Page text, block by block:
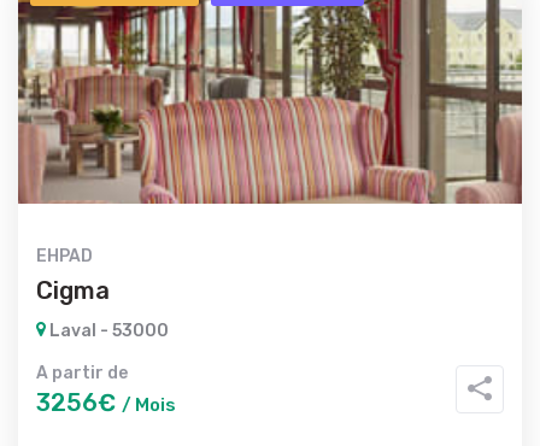
EHPAD
Cigma
Laval - 53000
A partir de
3256€ / Mois